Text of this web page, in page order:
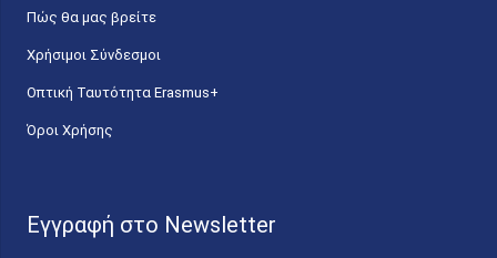
Πώς θα μας βρείτε
Χρήσιμοι Σύνδεσμοι
Οπτική Ταυτότητα Erasmus+
Όροι Χρήσης
Εγγραφή στο Newsletter